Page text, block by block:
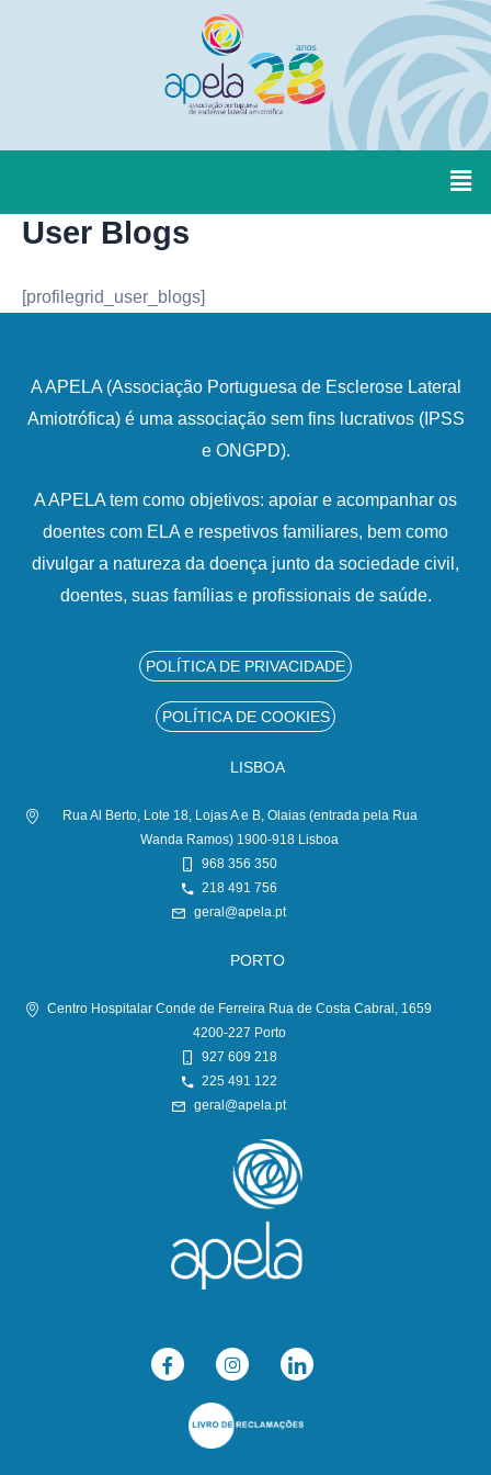
User Blogs
[profilegrid_user_blogs]
A APELA (Associação Portuguesa de Esclerose Lateral
Amiotrófica) é uma associação sem fins lucrativos (IPSS
e ONGPD).
A APELA tem como objetivos: apoiar e acompanhar os
doentes com ELA e respetivos familiares, bem como
divulgar a natureza da doença junto da sociedade civil,
doentes, suas famílias e profissionais de saúde.
POLÍTICA DE PRIVACIDADE
POLÍTICA DE COOKIES
LISBOA
Rua Al Berto, Lote 18, Lojas A e B, Olaias (entrada pela Rua
Wanda Ramos) 1900-918 Lisboa
968 356 350
218 491 756
geral@apela.pt
PORTO
Centro Hospitalar Conde de Ferreira Rua de Costa Cabral, 1659
4200-227 Porto
927 609 218
225 491 122
geral@apela.pt